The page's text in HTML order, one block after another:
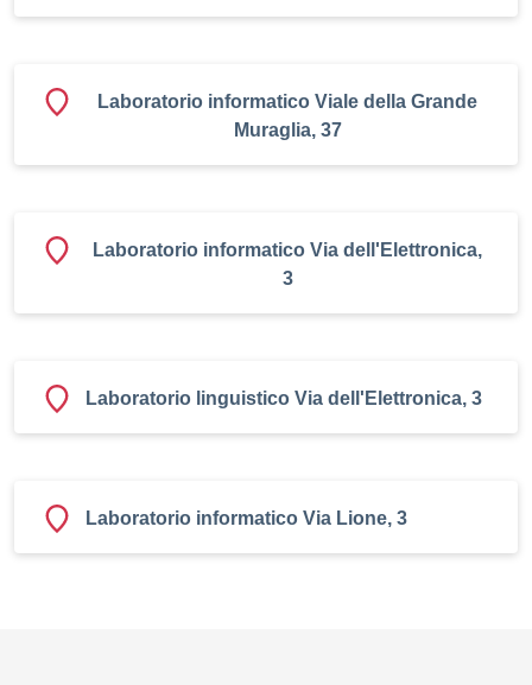
Laboratorio informatico Viale della Grande
Muraglia, 37
Laboratorio informatico Via dell'Elettronica,
3
Laboratorio linguistico Via dell'Elettronica, 3
Laboratorio informatico Via Lione, 3